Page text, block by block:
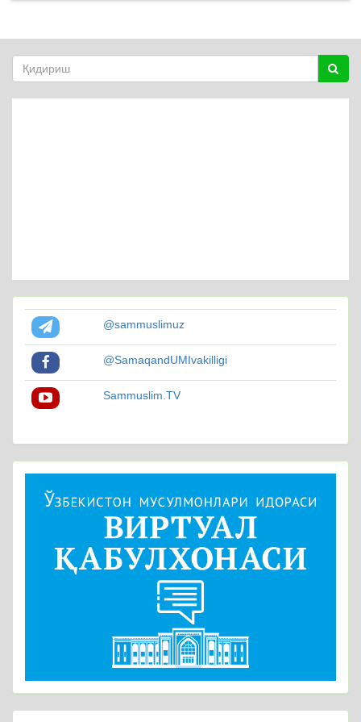
@sammuslimuz
@SamaqandUMIvakilligi
Sammuslim.TV